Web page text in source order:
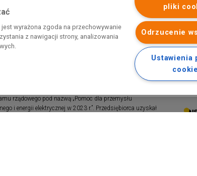
rządowego pod nazwą „Pomoc dla przemysłu
i energii elektrycznej w 2023 r.”. Przedsiębiorca uzyskał
wyrażona zgoda na przechowywanie
z nawigacji strony, analizowania
pliki
Odrzucenie
Ustawienia
cookie